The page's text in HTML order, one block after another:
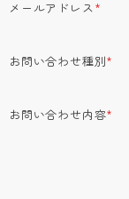
メールアドレス*
お問い合わせ種別*
お問い合わせ内容*